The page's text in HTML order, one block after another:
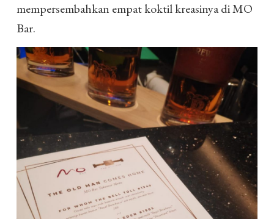
mempersembahkan empat koktil kreasinya di MO
Bar.